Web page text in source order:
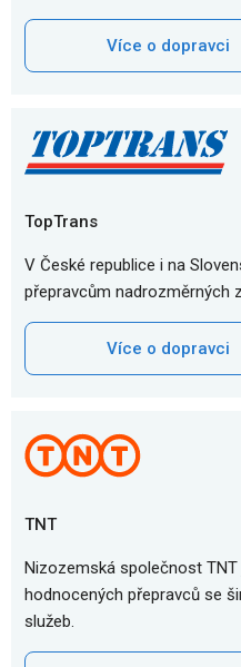
Více o dopravci
TopTrans
V České republice i na
přepravcům nadrozměrných
Více o dopravci
TNT
Nizozemská společnost TNT
hodnocených přepravců se
služeb.